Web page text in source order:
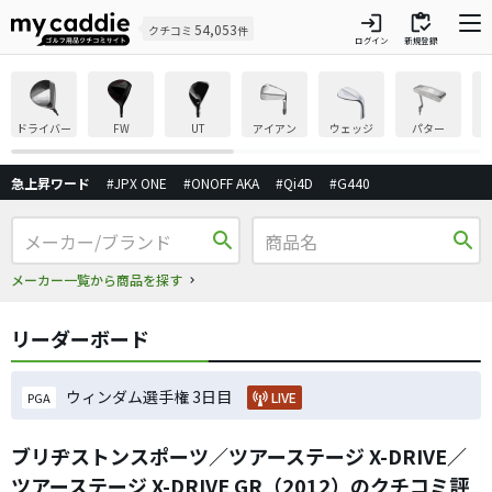
クチコミ 54,053件 login
ログイン
inventory
新規登録
ドライバー FW UT アイアン ウェッジ パター
急上昇ワード #JPX ONE #ONOFF AKA #Qi4D #G440
search
メーカー一覧から商品を探す
search
リーダーボード
PGA ウィンダム選手権 3日目 LIVE
ブリヂストンスポーツ／ツアーステージ X-DRIVE／
ツアーステージ X-DRIVE GR（2012）のクチコミ評